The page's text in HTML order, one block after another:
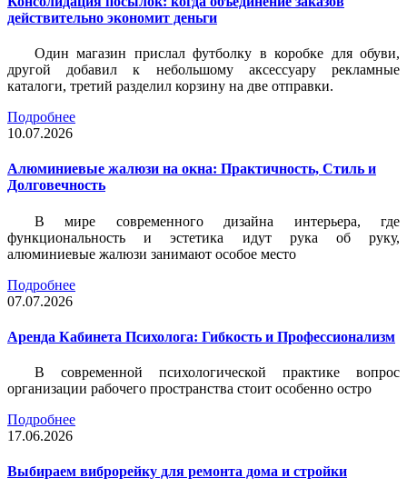
действительно экономит деньги
Один магазин прислал футболку в коробке для обуви,
другой добавил к небольшому аксессуару рекламные
каталоги, третий разделил корзину на две отправки.
Подробнее
10.07.2026
Алюминиевые жалюзи на окна: Практичность, Стиль и
Долговечность
В мире современного дизайна интерьера, где
функциональность и эстетика идут рука об руку,
алюминиевые жалюзи занимают особое место
Подробнее
07.07.2026
Аренда Кабинета Психолога: Гибкость и Профессионализм
В современной психологической практике вопрос
организации рабочего пространства стоит особенно остро
Подробнее
17.06.2026
Выбираем виброрейку для ремонта дома и стройки